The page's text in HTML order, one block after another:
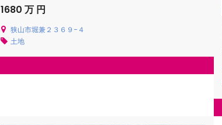
1680 万 円
狭山市堀兼２３６９−４
土地